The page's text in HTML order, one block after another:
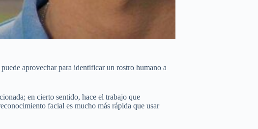
aprovechar para identificar un rostro humano a
en cierto sentido, hace el trabajo que
facial es mucho más rápida que usar